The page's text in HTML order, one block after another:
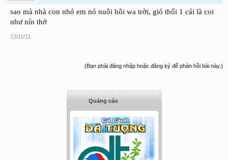
sao mà nhà con nhỏ em nó nuôi hôi wa trời, gió thổi 1 cái là coi
như nín thở
13/11/11
(Bạn phải đăng nhập hoặc đăng ký để phản hồi bài này.)
Quảng cáo